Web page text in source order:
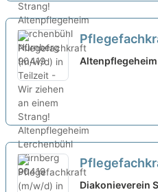
- Wir ziehen
(20-30h/
Diakonieverein